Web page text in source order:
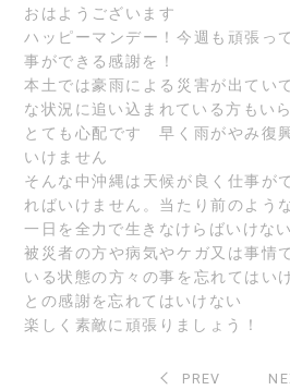
おはようございます
ハッピーマンデー！今週も頑張っ
事ができる感謝を！
本土では豪雨による災害が出てい
な状況に追い込まれている方もい
とても心配です 早く雨がやみ復
いけません
そんな中沖縄は天候が良く仕事が
ればいけません。当たり前のよう
一日を全力で生きなけらばいけない
被災者の方や病気やケガ又は事情
いる状態の方々の事を忘れてはい
との感謝を忘れてはいけない
楽しく素敵に頑張りましょう！
PREV